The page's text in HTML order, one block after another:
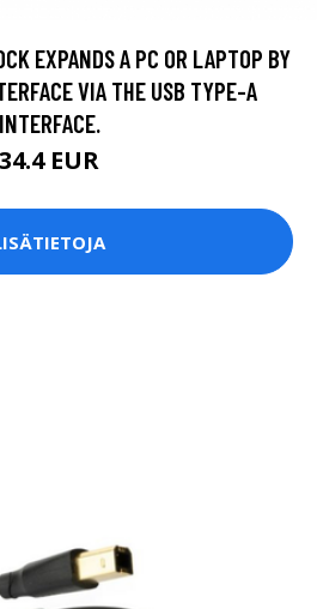
EXPANDS A PC OR LAPTOP BY
VIA THE USB TYPE-A
INTERFACE.
34.4 EUR